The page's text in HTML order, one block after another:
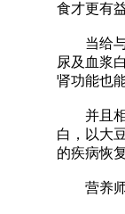
食才更有
当给与
尿及血浆
肾功能也
并且相
白，以大
的疾病恢复
营养师